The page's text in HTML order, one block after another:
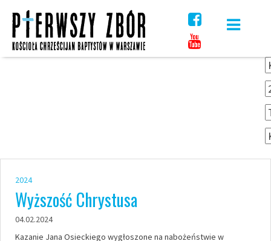
content
2024
Wyższość Chrystusa
04.02.2024
Kazanie Jana Osieckiego wygłoszone na nabożeństwie w